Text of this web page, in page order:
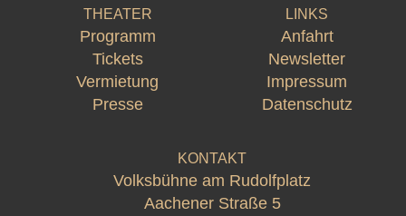
THEATER
Programm
Tickets
Vermietung
Presse
LINKS
Anfahrt
Newsletter
Impressum
Datenschutz
KONTAKT
Volksbühne am Rudolfplatz
Aachener Straße 5